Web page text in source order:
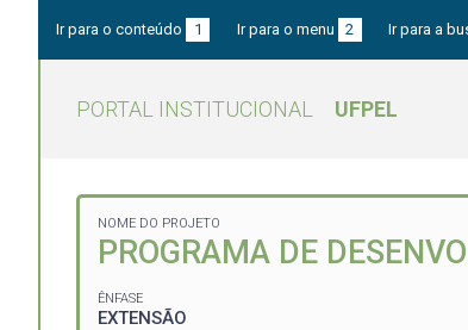
Ir para o conteúdo 1 Ir para o menu 2 Ir para a
PORTAL INSTITUCIONAL UFPEL
NOME DO PROJETO
PROGRAMA DE
ÊNFASE
EXTENSÃO